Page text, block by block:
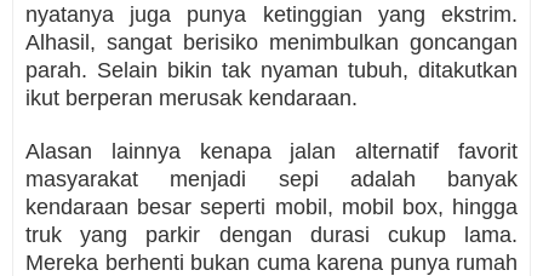
nyatanya juga punya ketinggian yang ekstrim.
Alhasil, sangat berisiko menimbulkan goncangan
parah. Selain bikin tak nyaman tubuh, ditakutkan
ikut berperan merusak kendaraan.
Alasan lainnya kenapa jalan alternatif favorit
masyarakat menjadi sepi adalah banyak
kendaraan besar seperti mobil, mobil box, hingga
truk yang parkir dengan durasi cukup lama.
Mereka berhenti bukan cuma karena punya rumah